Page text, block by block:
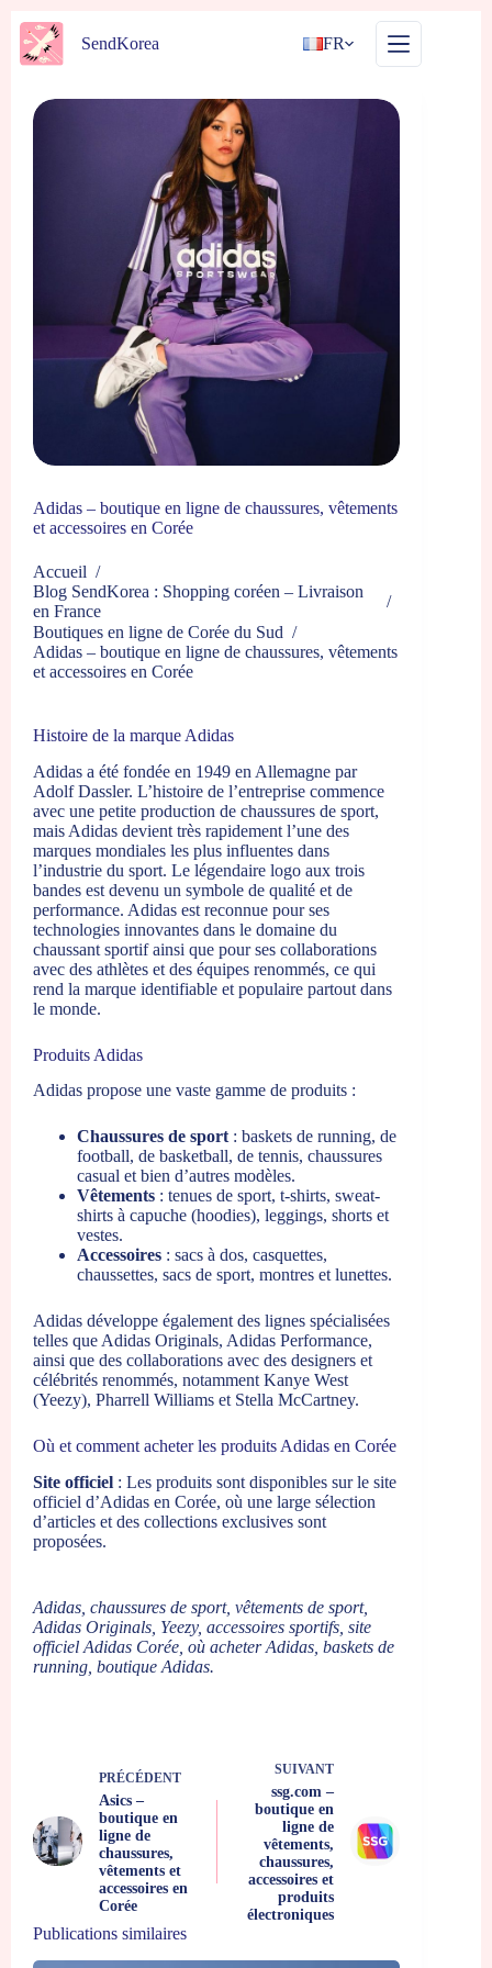
Passer
au
contenu
SendKorea FR
Adidas – boutique en ligne de chaussures, vêtements
et accessoires en Corée
Accueil /
Blog SendKorea : Shopping coréen – Livraison
en France
/
Boutiques en ligne de Corée du Sud /
Adidas – boutique en ligne de chaussures, vêtements
et accessoires en Corée
Histoire de la marque Adidas
Adidas a été fondée en 1949 en Allemagne par
Adolf Dassler. L’histoire de l’entreprise commence
avec une petite production de chaussures de sport,
mais Adidas devient très rapidement l’une des
marques mondiales les plus influentes dans
l’industrie du sport. Le légendaire logo aux trois
bandes est devenu un symbole de qualité et de
performance. Adidas est reconnue pour ses
technologies innovantes dans le domaine du
chaussant sportif ainsi que pour ses collaborations
avec des athlètes et des équipes renommés, ce qui
rend la marque identifiable et populaire partout dans
le monde.
Produits Adidas
Adidas propose une vaste gamme de produits :
Chaussures de sport: baskets de running, de
football, de basketball, de tennis, chaussures
casual et bien d’autres modèles.
Vêtements : tenues de sport, t-shirts, sweat-
shirts à capuche (hoodies), leggings, shorts et
vestes.
Accessoires : sacs à dos, casquettes,
chaussettes, sacs de sport, montres et lunettes.
Adidas développe également des lignes spécialisées
telles que Adidas Originals, Adidas Performance,
ainsi que des collaborations avec des designers et
célébrités renommés, notamment Kanye West
(Yeezy), Pharrell Williams et Stella McCartney.
Où et comment acheter les produits Adidas en Corée
Site officiel : Les produits sont disponibles sur le site
officiel d’Adidas en Corée, où une large sélection
d’articles et des collections exclusives sont
proposées.
Adidas, chaussures de sport, vêtements de sport,
Adidas Originals, Yeezy, accessoires sportifs, site
officiel Adidas Corée, où acheter Adidas, baskets de
running, boutique Adidas.
PRÉCÉDENT
Asics –
boutique en
ligne de
chaussures,
vêtements et
accessoires en
Corée
SUIVANT
ssg.com –
boutique en
ligne de
vêtements,
chaussures,
accessoires et
produits
électroniques
Publications similaires